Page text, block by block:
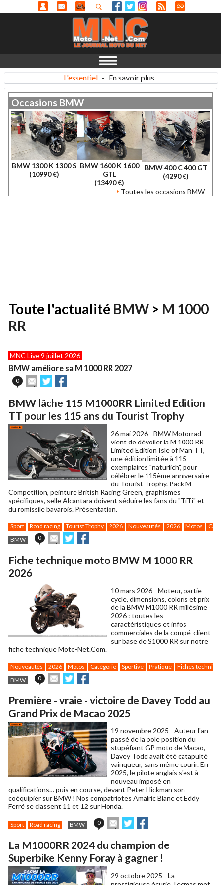
L'essentiel - En savoir plus...
Occasions BMW
BMW 1300 K 1300 S
(10990 €)
BMW 1600 K 1600
GTL
(13490 €)
BMW 400 C 400 GT
(4290 €)
Toutes les occasions BMW
Toute l'actualité BMW > M 1000
RR
MNC Live 9 juillet 2026
BMW améliore sa M 1000 RR 2027
0
Envoyer
cet
à
un
ami
Partager
sur sur
BMW lâche 115 M1000RR Limited Edition
TT pour les 115 ans du Tourist Trophy
26 mai 2026 - BMW Motorrad
vient de dévoiler la M 1000 RR
Limited Edition Isle of Man TT,
une édition limitée à 115
exemplaires "naturlich", pour
célébrer le 115ème anniversaire
du Tourist Trophy. Pack M
Competition, peinture British Racing Green, graphismes
spécifiques, selle Alcantara doivent séduire les fans du "TiTi" et
du romissile bavarois. Présentation.
Sport Road racing Tourist Trophy 2026 Nouveautés 2026 Motos
BMW
0
Envoyer
cet
à
Partager
sur sur
Fiche technique moto BMW M 1000 RR
2026
10 mars 2026 - Moteur, partie
cycle, dimensions, coloris et prix
de la BMW M1000 RR millésime
2026 : toutes les
caractéristiques et infos
commerciales de la compé-client
sur base de S1000 RR sur notre
fiche technique Moto-Net.Com.
Nouveautés 2026 Motos Catégorie Sportive Pratique
Fiches
BMW
0
Envoyer
cet
à
un
ami
Partager
sur sur
Première - vraie - victoire de Davey Todd au
Grand Prix de Macao 2025
19 novembre 2025 - Auteur l'an
passé de la pole position du
stupéfiant GP moto de Macao,
Davey Todd avait été catapulté
vainqueur, sans même courir. En
2025, le pilote anglais s'est à
nouveau imposé en
qualifications… puis en course, devant Peter Hickman son
coéquipier sur BMW ! Nos compatriotes Amalric Blanc et Eddy
Ferré se classent 11 et 12 sur Honda.
Sport Road racing BMW 0
Envoyer
cet
un
ami
Partager
sur sur
La M1000RR 2024 du champion de
Superbike Kenny Foray à gagner !
29 octobre 2025 - La